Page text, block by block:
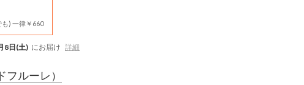
) 一律￥660
8日(土) にお届け 詳細
フルーレ）